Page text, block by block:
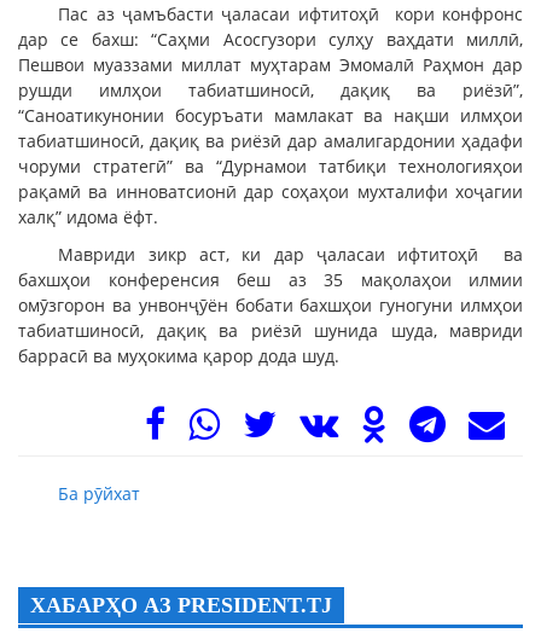
Пас аз ҷамъбасти ҷаласаи ифтитоҳӣ кори конфронс
дар се бахш: “Саҳми Асосгузори сулҳу ваҳдати миллӣ,
Пешвои муаззами миллат муҳтарам Эмомалӣ Раҳмон дар
рушди имлҳои табиатшиносӣ, дақиқ ва риёзӣ”,
“Саноатикунонии босуръати мамлакат ва нақши илмҳои
табиатшиносӣ, дақиқ ва риёзӣ дар амалигардонии ҳадафи
чоруми стратегӣ” ва “Дурнамои татбиқи технологияҳои
рақамӣ ва инноватсионӣ дар соҳаҳои мухталифи хоҷагии
халқ” идома ёфт.
Мавриди зикр аст, ки дар ҷаласаи ифтитоҳӣ ва
бахшҳои конференсия беш аз 35 мақолаҳои илмии
омӯзгорон ва унвонҷӯён бобати бахшҳои гуногуни илмҳои
табиатшиносӣ, дақиқ ва риёзӣ шунида шуда, мавриди
баррасӣ ва муҳокима қарор дода шуд.
Ба рӯйхат
ХАБАРҲО АЗ PRESIDENT.TJ